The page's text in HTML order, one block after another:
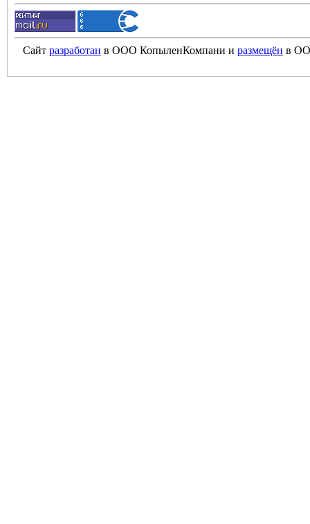
Сайт разработан в ООО КопыленКомпани и размещён в